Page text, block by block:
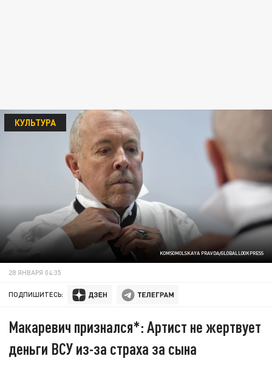
KOMSOMOLSKAYA PRAVDA/GLOBALLOOKPRESS
КУЛЬТУРА
28 ЯНВАРЯ 04:35
ПОДПИШИТЕСЬ:
Макаревич признался*: Артист не жертвует
деньги ВСУ из-за страха за сына